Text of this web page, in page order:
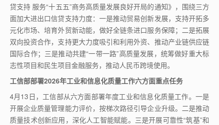
贷支持 服务“十五五”商务高质量发展良好开局的通知》，围绕三方
面加大进出口信贷支持力度：一是推动贸易创新发展，支持开拓多
元化市场、培育外贸新动能，做好全链条进口服务保障；二是拓展
双向投资合作，支持更大力度吸引和利用外资、推动产业链供应链
国际合作；三是推动共建“一带一路”高质量发展，统筹做好重大标
志性项目和民生项目金融服务，推动人民币跨境使用。
工信部部署2026年工业和信息化质量工作六方面重点任务
4月13 日，工信部从六方面部署年度工业和信息化质量工作。一是
开展企业质量管理能力评价，按梯次路径引导企业升级。二是推动
质量技术创新应用，深化人工智能赋能。三是开展可靠性“筑基”和